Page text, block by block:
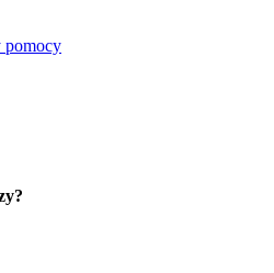
pomocy